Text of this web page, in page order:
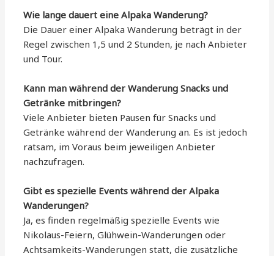
Wie lange dauert eine Alpaka Wanderung?
Die Dauer einer Alpaka Wanderung beträgt in der
Regel zwischen 1,5 und 2 Stunden, je nach Anbieter
und Tour.
Kann man während der Wanderung Snacks und
Getränke mitbringen?
Viele Anbieter bieten Pausen für Snacks und
Getränke während der Wanderung an. Es ist jedoch
ratsam, im Voraus beim jeweiligen Anbieter
nachzufragen.
Gibt es spezielle Events während der Alpaka
Wanderungen?
Ja, es finden regelmäßig spezielle Events wie
Nikolaus-Feiern, Glühwein-Wanderungen oder
Achtsamkeits-Wanderungen statt, die zusätzliche